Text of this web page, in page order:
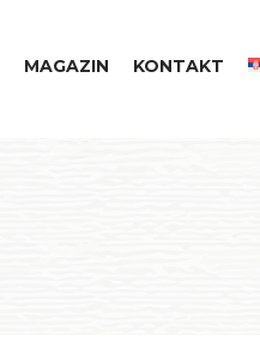
MAGAZIN KONTAKT